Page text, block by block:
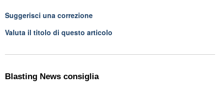
Suggerisci una correzione
Valuta il titolo di questo articolo
Blasting News consiglia